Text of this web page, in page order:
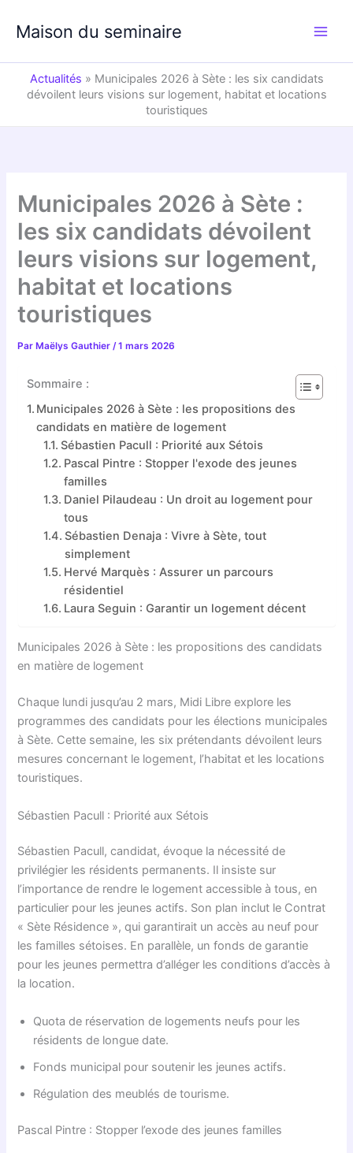
Maison du seminaire
Actualités » Municipales 2026 à Sète : les six candidats
dévoilent leurs visions sur logement, habitat et locations
touristiques
Municipales 2026 à Sète :
les six candidats dévoilent
leurs visions sur logement,
habitat et locations
touristiques
Par Maëlys Gauthier/1 mars 2026
Sommaire :
Municipales 2026 à Sète : les propositions des
candidats en matière de logement
Sébastien Pacull : Priorité aux Sétois
Pascal Pintre : Stopper l'exode des jeunes
familles
Daniel Pilaudeau : Un droit au logement pour
tous
Sébastien Denaja : Vivre à Sète, tout
simplement
Hervé Marquès : Assurer un parcours
résidentiel
Laura Seguin : Garantir un logement décent
Municipales 2026 à Sète : les propositions des candidats
en matière de logement
Chaque lundi jusqu’au 2 mars, Midi Libre explore les
programmes des candidats pour les élections municipales
à Sète. Cette semaine, les six prétendants dévoilent leurs
mesures concernant le logement, l’habitat et les locations
touristiques.
Sébastien Pacull : Priorité aux Sétois
Sébastien Pacull, candidat, évoque la nécessité de
privilégier les résidents permanents. Il insiste sur
l’importance de rendre le logement accessible à tous, en
particulier pour les jeunes actifs. Son plan inclut le Contrat
« Sète Résidence », qui garantirait un accès au neuf pour
les familles sétoises. En parallèle, un fonds de garantie
pour les jeunes permettra d’alléger les conditions d’accès à
la location.
Quota de réservation de logements neufs pour les
résidents de longue date.
Fonds municipal pour soutenir les jeunes actifs.
Régulation des meublés de tourisme.
Pascal Pintre : Stopper l’exode des jeunes familles